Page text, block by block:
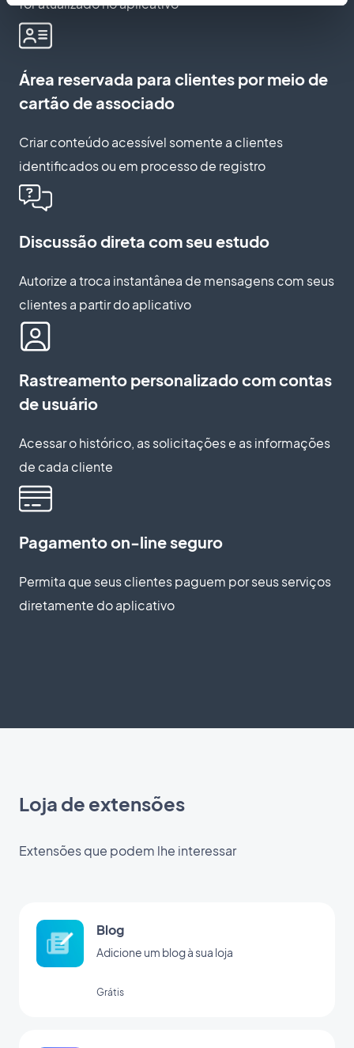
for atualizado no aplicativo
Área reservada para clientes por meio de
cartão de associado
Criar conteúdo acessível somente a clientes
identificados ou em processo de registro
Discussão direta com seu estudo
Autorize a troca instantânea de mensagens com seus
clientes a partir do aplicativo
Rastreamento personalizado com contas
de usuário
Acessar o histórico, as solicitações e as informações
de cada cliente
Pagamento on-line seguro
Permita que seus clientes paguem por seus serviços
diretamente do aplicativo
Loja de extensões
Extensões que podem lhe interessar
Blog
Adicione um blog à sua loja
Grátis